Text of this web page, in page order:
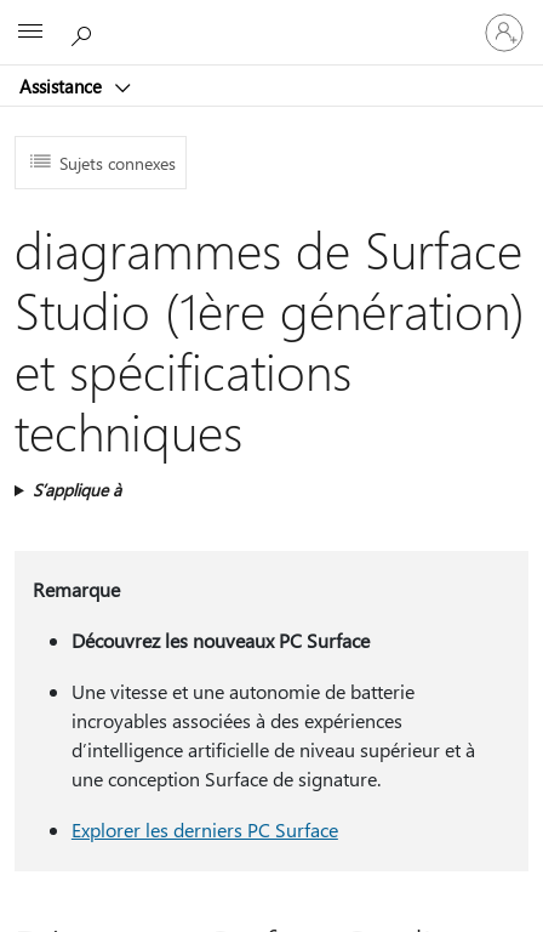
Assistance
vous
à
compte
Sujets connexes
diagrammes de Surface
Studio (1ère génération)
et spécifications
techniques
S’applique à
Remarque
Découvrez les nouveaux PC Surface
Une vitesse et une autonomie de batterie
incroyables associées à des expériences
d’intelligence artificielle de niveau supérieur et à
une conception Surface de signature.
Explorer les derniers PC Surface